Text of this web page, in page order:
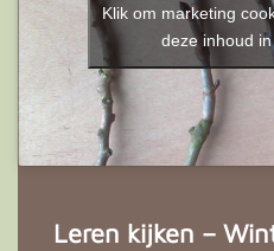
Klik om marketing
deze inhoud
Leren kijken –